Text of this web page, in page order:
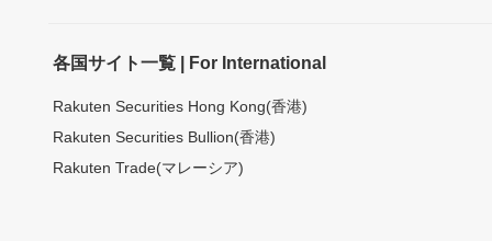
各国サイト一覧 | For International
Rakuten Securities Hong Kong(香港)
Rakuten Securities Bullion(香港)
Rakuten Trade(マレーシア)